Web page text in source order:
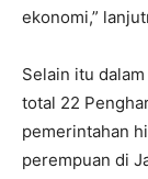
ekonomi,”
Selain itu
total 22
pemerintahan
perempuan di